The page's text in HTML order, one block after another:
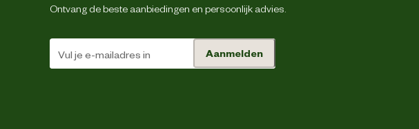
Aantal lampjes
Verantwoordelijke marktdeelnemer (EU)
Ontvang de beste aanbiedingen en persoonlijk advies.
Aanmelden